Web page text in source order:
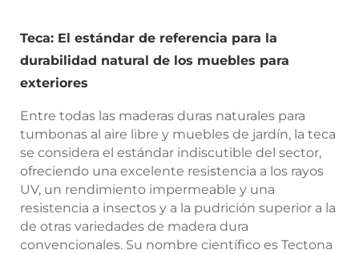
Teca: El estándar de referencia para la
durabilidad natural de los muebles para
exteriores
Entre todas las maderas duras naturales para
tumbonas al aire libre y muebles de jardín, la teca
se considera el estándar indiscutible del sector,
ofreciendo una excelente resistencia a los rayos
UV, un rendimiento impermeable y una
resistencia a insectos y a la pudrición superior a la
de otras variedades de madera dura
convencionales. Su nombre científico es Tectona